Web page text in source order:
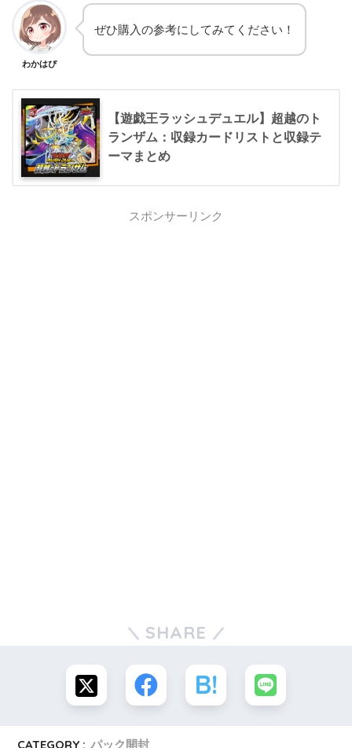
わかはぴ
ぜひ購入の参考にしてみてください！
【遊戯王ラッシュデュエル】超越のト
ランザム：収録カードリストと収録テ
ーマまとめ
スポンサーリンク
SHARE
CATEGORY : パック開封